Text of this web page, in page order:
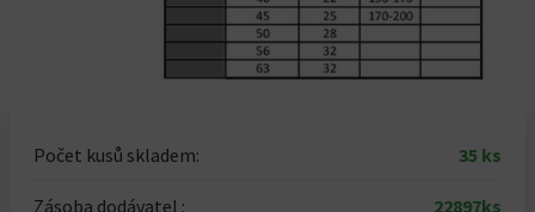
Počet kusů skladem: 35 ks
Zásoba dodávatel : 22897ks